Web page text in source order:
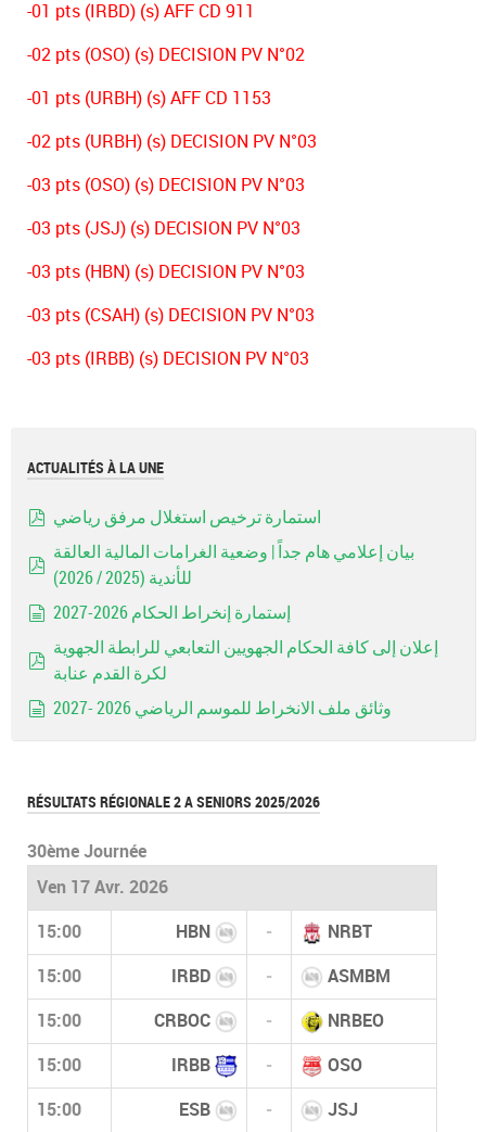
-01 pts (IRBD) (s) AFF CD 911
-02 pts (OSO) (s) DECISION PV N°02
-01 pts (URBH) (s) AFF CD 1153
-02 pts (URBH) (s) DECISION PV N°03
-03 pts (OSO) (s) DECISION PV N°03
-03 pts (JSJ) (s) DECISION PV N°03
-03 pts (HBN) (s) DECISION PV N°03
-03 pts (CSAH) (s) DECISION PV N°03
-03 pts (IRBB) (s) DECISION PV N°03
ACTUALITÉS À LA UNE
استمارة ترخيص استغلال مرفق رياضي
pdf
بيان إعلامي هام جداً | وضعية الغرامات المالية العالقة
للأندية (2025 / 2026)
إستمارة إنخراط الحكام 2026-2027
pdf
إعلان إلى كافة الحكام الجهويين التعابعي للرابطة الجهوية
لكرة القدم عنابة
وثائق ملف الانخراط للموسم الرياضي 2026 -2027
RÉSULTATS RÉGIONALE 2 A SENIORS 2025/2026
30ème Journée
Ven 17 Avr. 2026
15:00 HBN - NRBT
15:00 IRBD - ASMBM
15:00 CRBOC - NRBEO
15:00 IRBB - OSO
15:00 ESB - JSJ